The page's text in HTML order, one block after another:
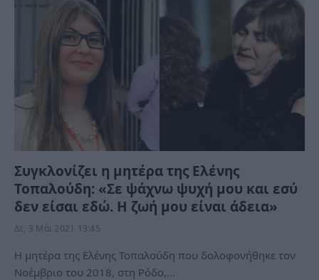
Συγκλονίζει η μητέρα της Ελένης
Τοπαλούδη: «Σε ψάχνω ψυχή μου και εσύ
δεν είσαι εδώ. Η ζωή μου είναι άδεια»
Δε, 3 Μάι 2021 13:45
Η μητέρα της Ελένης Τοπαλούδη που δολοφονήθηκε τον
Νοέμβριο του 2018, στη Ρόδο,…